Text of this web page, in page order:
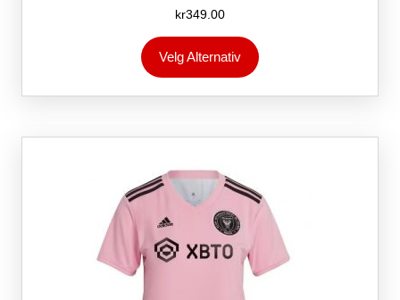
Vurdert
5.00
av 5
kr349.00
Velg Alternativ
produktet
flere
Alternativene
på
produktsiden